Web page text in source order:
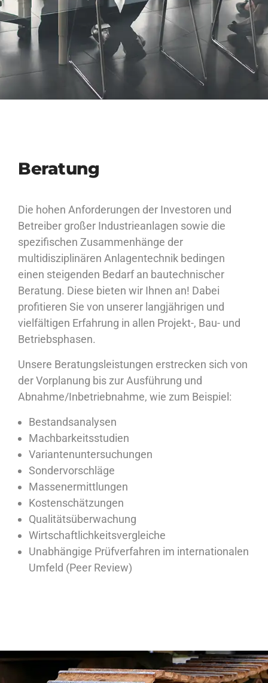
Beratung
Die hohen Anforderungen der Investoren und
Betreiber großer Industrieanlagen sowie die
spezifischen Zusammenhänge der
multidisziplinären Anlagentechnik bedingen
einen steigenden Bedarf an bautechnischer
Beratung. Diese bieten wir Ihnen an! Dabei
profitieren Sie von unserer langjährigen und
vielfältigen Erfahrung in allen Projekt-, Bau- und
Betriebsphasen.
Unsere Beratungsleistungen erstrecken sich von
der Vorplanung bis zur Ausführung und
Abnahme/Inbetriebnahme, wie zum Beispiel:
Bestandsanalysen
Machbarkeitsstudien
Variantenuntersuchungen
Sondervorschläge
Massenermittlungen
Kostenschätzungen
Qualitätsüberwachung
Wirtschaftlichkeitsvergleiche
Unabhängige Prüfverfahren im internationalen
Umfeld (Peer Review)